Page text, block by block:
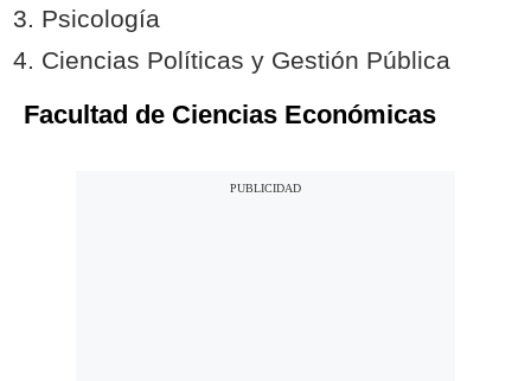
Psicología
Ciencias Políticas y Gestión Pública
Facultad de Ciencias Económicas